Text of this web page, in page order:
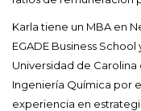
Karla tiene un MBA en
EGADE Business
Universidad de
Ingeniería Química por
experiencia en